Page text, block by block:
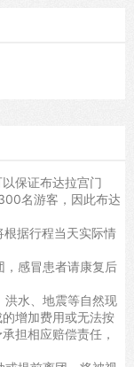
保证布达拉宫门
名游客，因此布达
据行程当天实际情
，感冒患者请康复后
水、地震等自然现
增加费用或无法按
担相应赔偿责任，